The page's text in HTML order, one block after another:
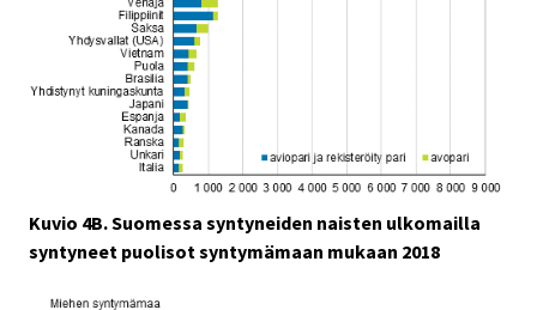
Kuvio 4B. Suomessa syntyneiden naisten ulkomailla
syntyneet puolisot syntymämaan mukaan 2018